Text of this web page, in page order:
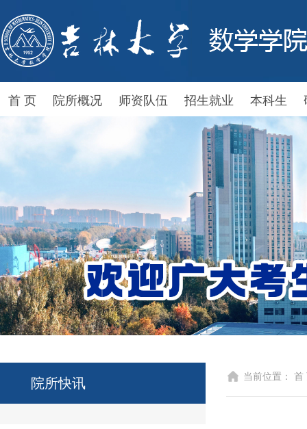
首 页 院所概况 师资队伍 招生就业 本科生
院所快讯 当前位置： 首